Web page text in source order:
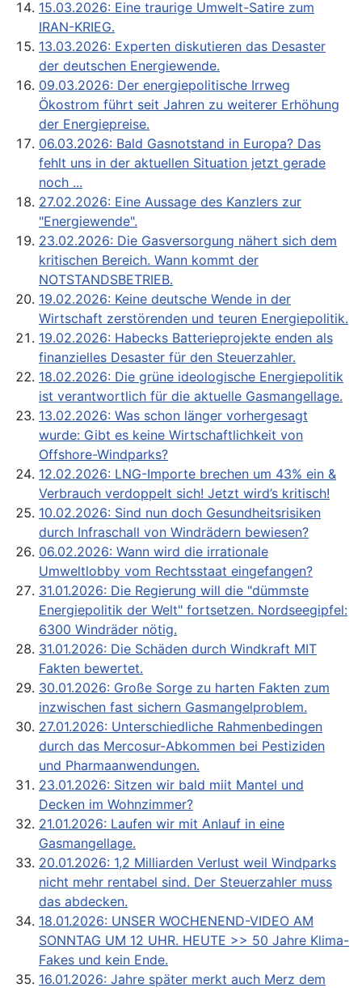
15.03.2026: Eine traurige Umwelt-Satire zum
IRAN-KRIEG.
13.03.2026: Experten diskutieren das Desaster
der deutschen Energiewende.
09.03.2026: Der energiepolitische Irrweg
Ökostrom führt seit Jahren zu weiterer Erhöhung
der Energiepreise.
06.03.2026: Bald Gasnotstand in Europa? Das
fehlt uns in der aktuellen Situation jetzt gerade
noch ...
27.02.2026: Eine Aussage des Kanzlers zur
"Energiewende".
23.02.2026: Die Gasversorgung nähert sich dem
kritischen Bereich. Wann kommt der
NOTSTANDSBETRIEB.
19.02.2026: Keine deutsche Wende in der
Wirtschaft zerstörenden und teuren Energiepolitik.
19.02.2026: Habecks Batterieprojekte enden als
finanzielles Desaster für den Steuerzahler.
18.02.2026: Die grüne ideologische Energiepolitik
ist verantwortlich für die aktuelle Gasmangellage.
13.02.2026: Was schon länger vorhergesagt
wurde: Gibt es keine Wirtschaftlichkeit von
Offshore-Windparks?
12.02.2026: LNG-Importe brechen um 43% ein &
Verbrauch verdoppelt sich! Jetzt wird’s kritisch!
10.02.2026: Sind nun doch Gesundheitsrisiken
durch Infraschall von Windrädern bewiesen?
06.02.2026: Wann wird die irrationale
Umweltlobby vom Rechtsstaat eingefangen?
31.01.2026: Die Regierung will die "dümmste
Energiepolitik der Welt" fortsetzen. Nordseegipfel:
6300 Windräder nötig.
31.01.2026: Die Schäden durch Windkraft MIT
Fakten bewertet.
30.01.2026: Große Sorge zu harten Fakten zum
inzwischen fast sichern Gasmangelproblem.
27.01.2026: Unterschiedliche Rahmenbedingen
durch das Mercosur-Abkommen bei Pestiziden
und Pharmaanwendungen.
23.01.2026: Sitzen wir bald miit Mantel und
Decken im Wohnzimmer?
21.01.2026: Laufen wir mit Anlauf in eine
Gasmangellage.
20.01.2026: 1,2 Milliarden Verlust weil Windparks
nicht mehr rentabel sind. Der Steuerzahler muss
das abdecken.
18.01.2026: UNSER WOCHENEND-VIDEO AM
SONNTAG UM 12 UHR. HEUTE >> 50 Jahre Klima-
Fakes und kein Ende.
16.01.2026: Jahre später merkt auch Merz dem